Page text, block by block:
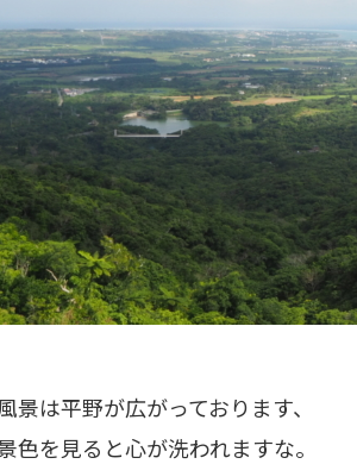
景は平野が広がっております、
色を見ると心が洗われますな。